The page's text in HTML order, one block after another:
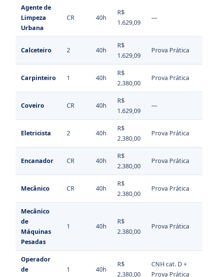
Agente de
Limpeza
Urbana
CR 40h
R$
1.629,09
—
Calceteiro 2 40h
R$
1.629,09
Prova Prática
Carpinteiro 1 40h
R$
2.380,00
Prova Prática
Coveiro CR 40h
R$
1.629,09
—
Eletricista 2 40h
R$
2.380,00
Prova Prática
Encanador CR 40h
R$
2.380,00
Prova Prática
Mecânico CR 40h
R$
2.380,00
Prova Prática
Mecânico
de
Máquinas
Pesadas
1 40h
R$
2.380,00
Prova Prática
Operador
de
1 40h
R$
2.380,00
CNH cat. D +
Prova Prática